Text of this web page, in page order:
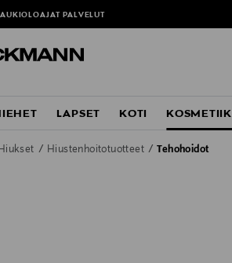
PALVELUT
LAPSET KOTI
Hiustenhoitotuotteet Tehohoidot